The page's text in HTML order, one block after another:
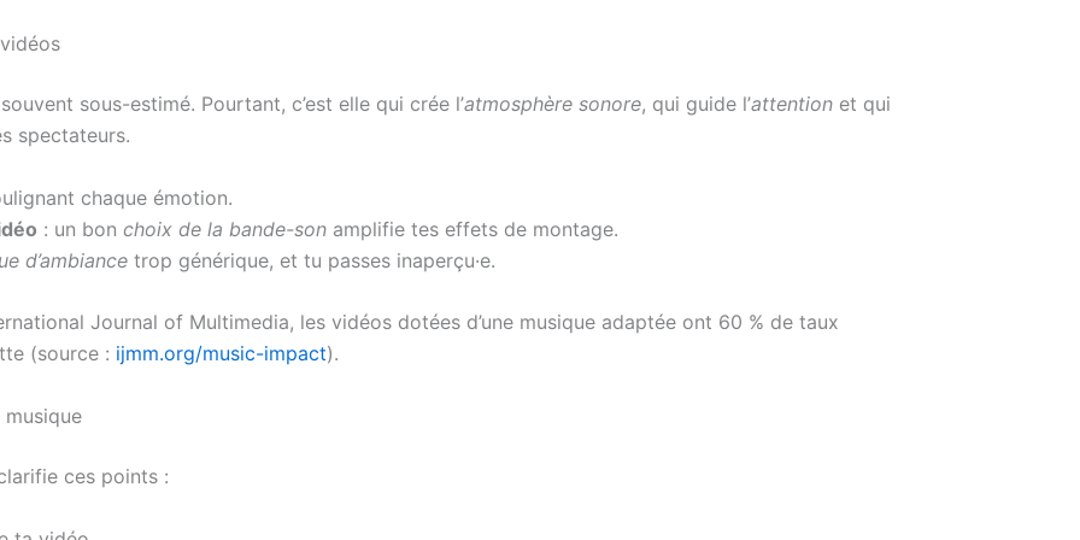
sous-estimé. Pourtant, c’est elle qui crée l’atmosphère sonore, qui guide l’attention et qui
spectateurs.
chaque émotion.
: un bon choix de la bande-son amplifie tes effets de montage.
d’ambiance trop générique, et tu passes inaperçu·e.
Journal of Multimedia, les vidéos dotées d’une musique adaptée ont 60 % de taux
(source : ijmm.org/music-impact).
ces points :